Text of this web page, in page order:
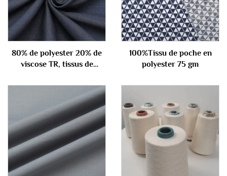
80% de polyester 20% de
viscose TR, tissus de
100%Tissu de poche en
polyester 75 gm